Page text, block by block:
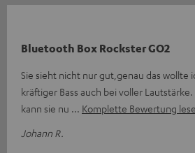
Bluetooth Box Rockster GO2
Sie sieht nicht nur gut,genau das wollte
kräftiger Bass auch bei voller
kann sie nu
Komplette Bewertung
Johann R.